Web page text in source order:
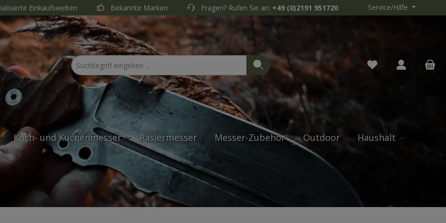
Einkaufswelten Bekannte Marken Fragen? Rufen Sie an: +49 (0)2191 951720 Service/Hilfe
Koch- und Küchenmesser Rasiermesser Messer-Zubehör Outdoor Haushalt